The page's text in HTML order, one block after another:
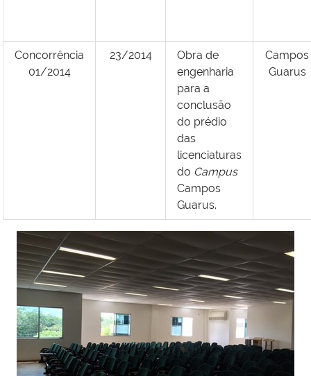
Concorrência
01/2014
23/2014
Obra de
engenharia
para a
conclusão
do prédio
das
licenciaturas
do Campus
Campos
Guarus.
Campos
Guarus